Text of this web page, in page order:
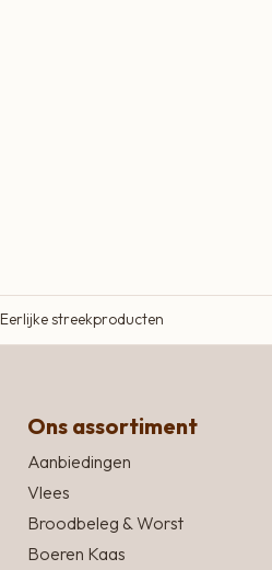
Eerlijke streekproducten
Ons assortiment
Aanbiedingen
Vlees
Broodbeleg & Worst
Boeren Kaas